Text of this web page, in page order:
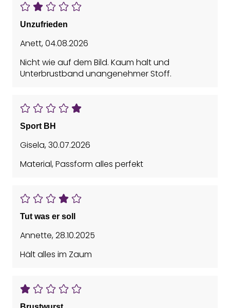
Unzufrieden
Anett,04.08.2026
Nicht wie auf dem Bild. Kaum halt und
Unterbrustband unangenehmer Stoff.
Sport BH
Gisela,30.07.2026
Material, Passform alles perfekt
Tut was er soll
Annette,28.10.2025
Hält alles im Zaum